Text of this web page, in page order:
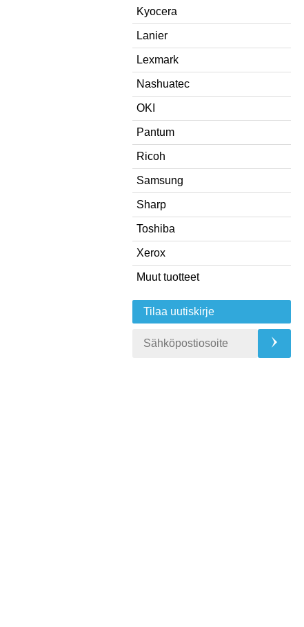
Kyocera
Lanier
Lexmark
Nashuatec
OKI
Pantum
Ricoh
Samsung
Sharp
Toshiba
Xerox
Muut tuotteet
Tilaa uutiskirje